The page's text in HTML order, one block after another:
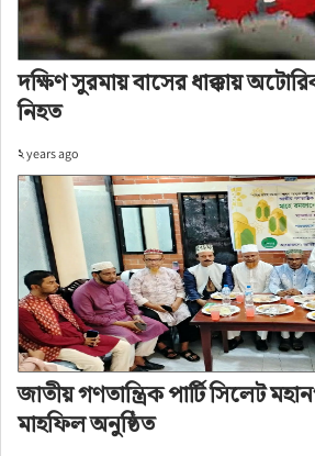
শীর্ষ সংবাদ›সিলেট সংবাদ
মহানগর বিএনপির
এমদাদের সাথে অনলাইন
সৌজন্য সাক্ষাৎ
লেখক: Sylhet News World
দক্ষিণ সুরমায় বাসের ধাক্কায়
নিহত
২ years ago
জাতীয় গণতান্ত্রিক পার্টি সিলেট
মাহফিল অনুষ্ঠিত